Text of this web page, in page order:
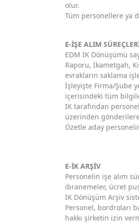
olur.
Tüm personellere ya
E-İŞE ALIM
EDM İK Dönüşümü
Raporu, İkametgah,
evrakların saklama
İşleyişte Firma/Şube
içerisindeki tüm
IK tarafından
üzerinden
Özetle aday
E-İK ARŞİV
Personelin işe alım
ibranemeler, ücret
IK Dönüşüm Arşiv
Personel, bordroları
hakkı şirketin izin